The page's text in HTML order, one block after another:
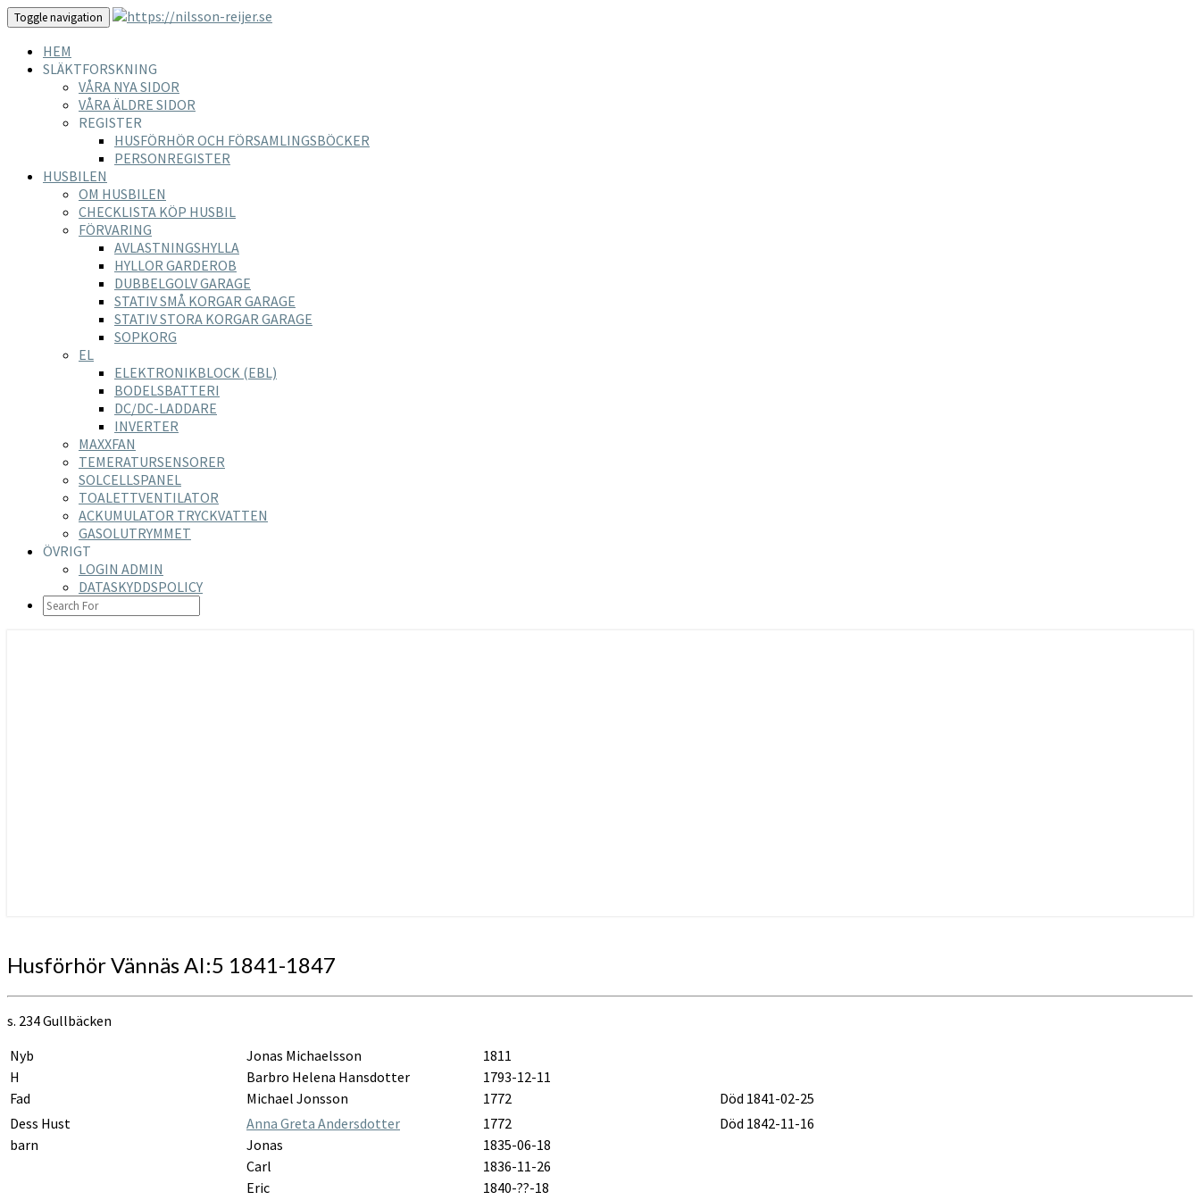
Toggle navigation
HEM
SLÄKTFORSKNING
VÅRA NYA SIDOR
VÅRA ÄLDRE SIDOR
REGISTER
HUSFÖRHÖR OCH FÖRSAMLINGSBÖCKER
PERSONREGISTER
HUSBILEN
OM HUSBILEN
CHECKLISTA KÖP HUSBIL
FÖRVARING
AVLASTNINGSHYLLA
HYLLOR GARDEROB
DUBBELGOLV GARAGE
STATIV SMÅ KORGAR GARAGE
STATIV STORA KORGAR GARAGE
SOPKORG
EL
ELEKTRONIKBLOCK (EBL)
BODELSBATTERI
DC/DC-LADDARE
INVERTER
MAXXFAN
TEMERATURSENSORER
SOLCELLSPANEL
TOALETTVENTILATOR
ACKUMULATOR TRYCKVATTEN
GASOLUTRYMMET
ÖVRIGT
LOGIN ADMIN
DATASKYDDSPOLICY
SEARCH
ICON
Husförhör
Vännäs
AI:5
1841-
1847
Husförhör Vännäs AI:5 1841-1847
s. 234 Gullbäcken
Nyb
Jonas Michaelsson
1811
H
Barbro Helena Hansdotter
1793-12-11
Fad
Michael Jonsson 1772
Död 1841-02-25
Dess Hust
Anna Greta Andersdotter 1772
Död 1842-11-16
barn
Jonas
1835-06-18
Carl
1836-11-26
Eric
1840-??-18